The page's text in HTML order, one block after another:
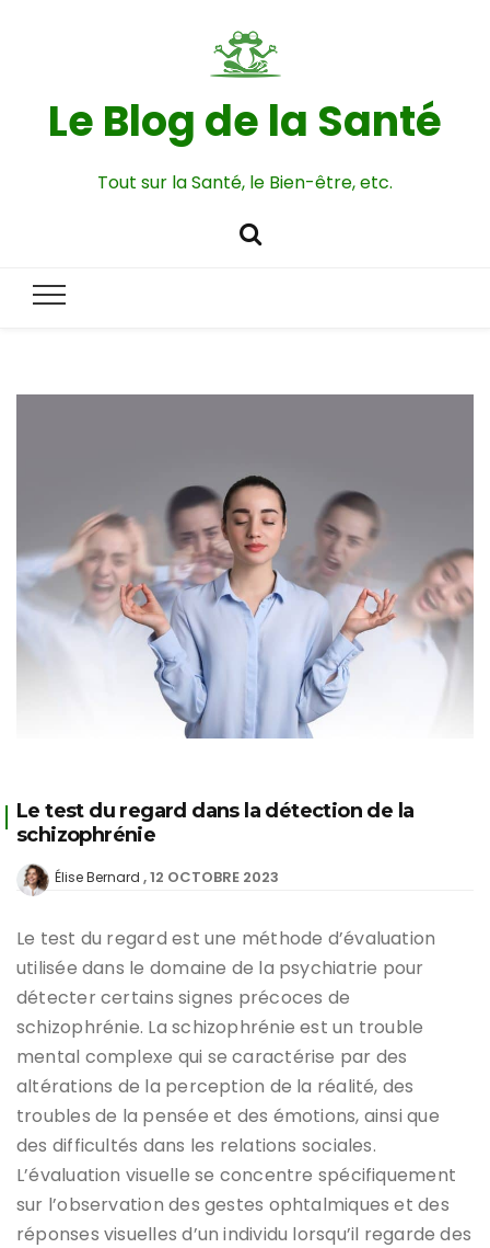
Le Blog de la Santé
Tout sur la Santé, le Bien-être, etc.
Le test du regard dans la détection de la
schizophrénie
Élise Bernard 12 OCTOBRE 2023
Le test du regard est une méthode d’évaluation
utilisée dans le domaine de la psychiatrie pour
détecter certains signes précoces de
schizophrénie. La schizophrénie est un trouble
mental complexe qui se caractérise par des
altérations de la perception de la réalité, des
troubles de la pensée et des émotions, ainsi que
des difficultés dans les relations sociales.
L’évaluation visuelle se concentre spécifiquement
sur l’observation des gestes ophtalmiques et des
réponses visuelles d’un individu lorsqu’il regarde des